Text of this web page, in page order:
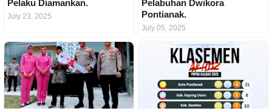
Pelaku Diamankan.
July 23, 2025
Pelabuhan Dwikora
Pontianak.
July 05, 2025